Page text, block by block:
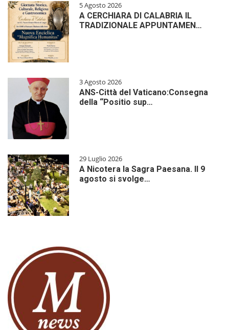
5 Agosto 2026
A CERCHIARA DI CALABRIA IL
TRADIZIONALE APPUNTAMEN…
3 Agosto 2026
ANS-Città del Vaticano:Consegna
della “Positio sup…
29 Luglio 2026
A Nicotera la Sagra Paesana. Il 9
agosto si svolge…